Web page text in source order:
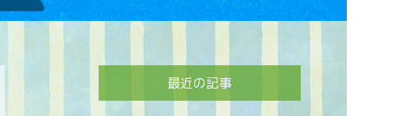
最近の記事